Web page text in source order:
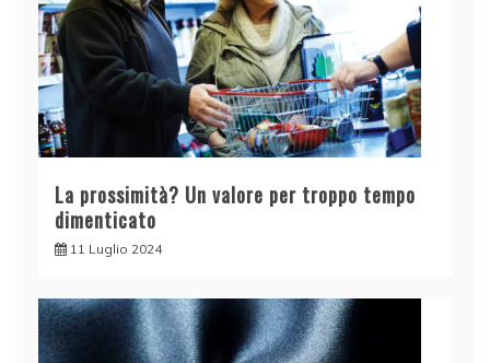
La prossimità? Un valore per troppo tempo
dimenticato
11 Luglio 2024